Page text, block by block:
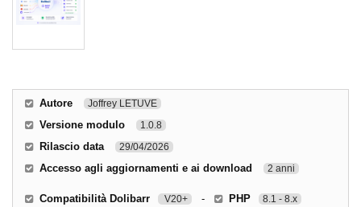
Autore Joffrey LETUVE
Versione modulo 1.0.8
Rilascio data 29/04/2026
Accesso agli aggiornamenti e ai download 2 anni
Compatibilità Dolibarr V20+ - PHP 8.1 - 8.x